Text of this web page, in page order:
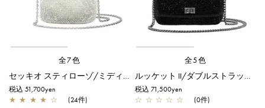
全7色
セッキオ スティローゾ/ミディアム/シルバー
税込 51,700yen
★ ★ ★ ★ ☆ (24件)
全5色
ルッケット II/ダブルストラップ/エナメルブラック
税込 71,500yen
☆ ☆ ☆ ☆ ☆ (0件)